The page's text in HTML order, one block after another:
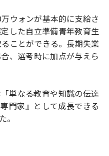
ウォンが基本的に支給さ
した自立準備青年教育生
ことができる。長期失業
、選考時に加点が与えら
単なる教育や知識の伝達
門家』として成長できる
。